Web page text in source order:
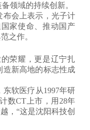
领域的持续创新。
布会上表示，光子计
家使命、推动国产
之作。
荣耀，更是辽宁扎
造新高地的标志性成
软医疗从1997年研
数CT上市，用28年
，“这是沈阳科技创